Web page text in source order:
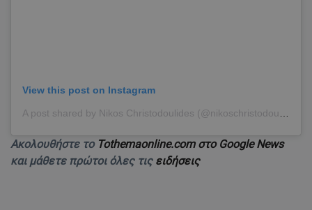
View this post on Instagram
A post shared by Nikos Christodoulides (@nikoschristodoulides)
Ακολουθήστε το Tothemaonline.com στο Google News
και μάθετε πρώτοι όλες τις ειδήσεις